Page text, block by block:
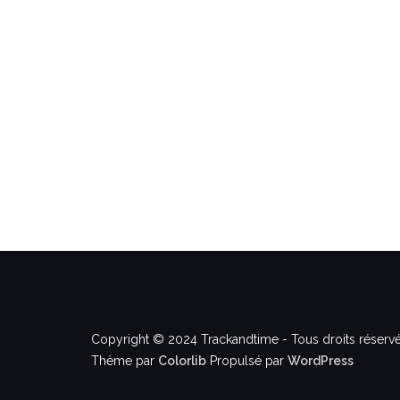
Copyright © 2024 Trackandtime - Tous droits
Thème par Colorlib Propulsé par WordPress